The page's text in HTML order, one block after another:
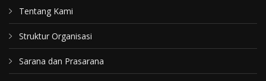
Tentang Kami
Struktur Organisasi
Sarana dan Prasarana